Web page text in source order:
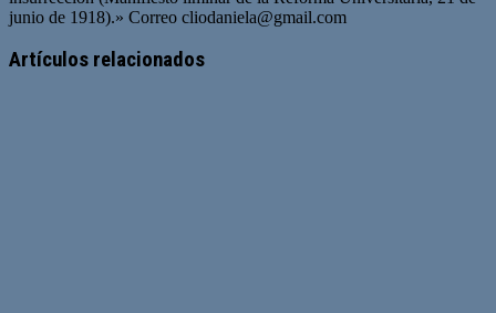
junio de 1918).» Correo cliodaniela@gmail.com
Artículos relacionados